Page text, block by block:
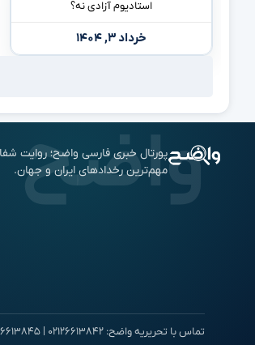
استادیوم آزادی نه؟
خرداد ۳, ۱۴۰۴
پورتال خبری فارسی واضح؛ روایت
مهم‌ترین رخدادهای ایران و جهان.